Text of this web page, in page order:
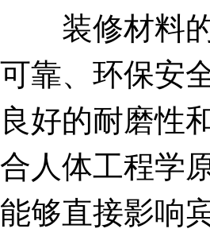
装修材料的
可靠、环保安
良好的耐磨性
合人体工程学
能够直接影响